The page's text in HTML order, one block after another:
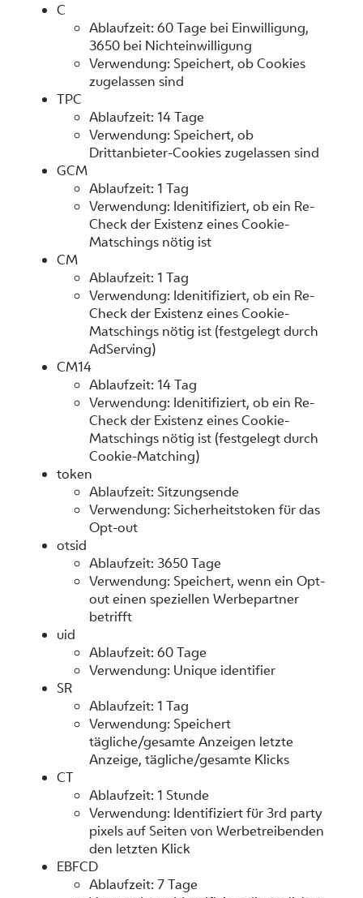
C
Ablaufzeit: 60 Tage bei Einwilligung,
3650 bei Nichteinwilligung
Verwendung: Speichert, ob Cookies
zugelassen sind
TPC
Ablaufzeit: 14 Tage
Verwendung: Speichert, ob
Drittanbieter-Cookies zugelassen sind
GCM
Ablaufzeit: 1 Tag
Verwendung: Idenitifiziert, ob ein Re-
Check der Existenz eines Cookie-
Matschings nötig ist
CM
Ablaufzeit: 1 Tag
Verwendung: Idenitifiziert, ob ein Re-
Check der Existenz eines Cookie-
Matschings nötig ist (festgelegt durch
AdServing)
CM14
Ablaufzeit: 14 Tag
Verwendung: Idenitifiziert, ob ein Re-
Check der Existenz eines Cookie-
Matschings nötig ist (festgelegt durch
Cookie-Matching)
token
Ablaufzeit: Sitzungsende
Verwendung: Sicherheitstoken für das
Opt-out
otsid
Ablaufzeit: 3650 Tage
Verwendung: Speichert, wenn ein Opt-
out einen speziellen Werbepartner
betrifft
uid
Ablaufzeit: 60 Tage
Verwendung: Unique identifier
SR
Ablaufzeit: 1 Tag
Verwendung: Speichert
tägliche/gesamte Anzeigen letzte
Anzeige, tägliche/gesamte Klicks
CT
Ablaufzeit: 1 Stunde
Verwendung: Identifiziert für 3rd party
pixels auf Seiten von Werbetreibenden
den letzten Klick
EBFCD
Ablaufzeit: 7 Tage